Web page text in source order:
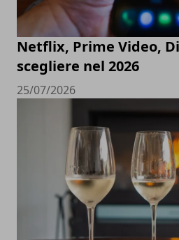
Netflix, Prime Video,
scegliere nel 2026
25/07/2026